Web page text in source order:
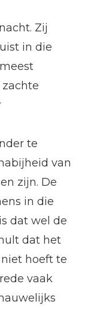
Zij
in die
zachte
te
van
zijn. De
in die
dat wel de
dat het
hoeft te
vaak